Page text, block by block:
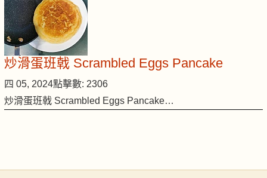
炒滑蛋班戟 Scrambled Eggs Pancake
四 05, 2024點擊數: 2306
炒滑蛋班戟 Scrambled Eggs Pancake…